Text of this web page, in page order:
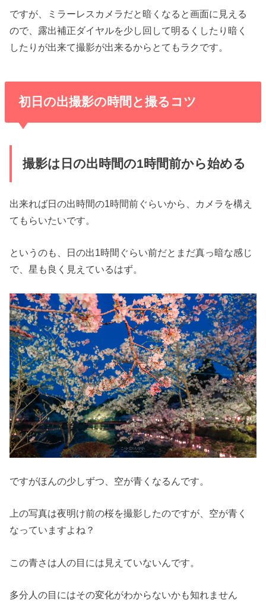
ですが、ミラーレスカメラだと暗くなると画面に見える
ので、露出補正ダイヤルを少し回して明るくしたり暗く
したりが出来て撮影が出来るからとてもラクです。
初日の出撮影の時間と撮るコツ
撮影は日の出時間の1時間前から始める
出来れば日の出時間の1時間前ぐらいから、カメラを構え
てもらいたいです。
というのも、日の出1時間ぐらい前だとまだ真っ暗な感じ
で、星も良く見えているはず。
ですがほんの少しずつ、空が青くなるんです。
上の写真は夜明け前の桜を撮影したのですが、空が青く
なっていますよね？
この青さは人の目には見えていないんです。
多分人の目にはその変化がわからないかも知れません